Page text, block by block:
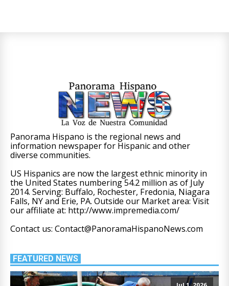
Panorama Hispano is the regional news and
information newspaper for Hispanic and other
diverse communities.
US Hispanics are now the largest ethnic minority in
the United States numbering 54.2 million as of July
2014. Serving: Buffalo, Rochester, Fredonia, Niagara
Falls, NY and Erie, PA. Outside our Market area: Visit
our affiliate at: http://www.impremedia.com/
Contact us: Contact@PanoramaHispanoNews.com
FEATURED NEWS